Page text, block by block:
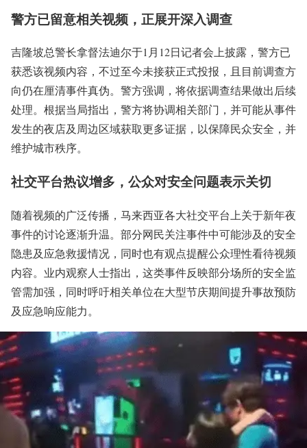
警方已留意相关视频，正展开深入调查
吉隆坡总警长拿督法迪尔于1月12日记者会上披露，警方已
获悉该视频内容，不过至今未接获正式投报，且目前调查方
向仍在厘清事件真伪。警方强调，将依据调查结果做出后续
处理。根据当局指出，警方将协调相关部门，并可能从事件
发生的夜店及周边区域获取更多证据，以保障民众安全，并
维护城市秩序。
社交平台热议增多，公众对安全问题表示关切
随着视频的广泛传播，马来西亚各大社交平台上关于新年夜
事件的讨论逐渐升温。部分网民关注事件中可能涉及的安全
隐患及应急救援情况，同时也有观点提醒公众理性看待视频
内容。业内观察人士指出，这类事件反映部分场所的安全监
管需加强，同时呼吁相关单位在大型节庆期间提升事故预防
及应急响应能力。